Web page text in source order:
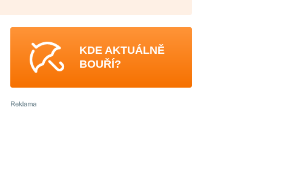
KDE AKTUÁLNĚ
BOUŘÍ?